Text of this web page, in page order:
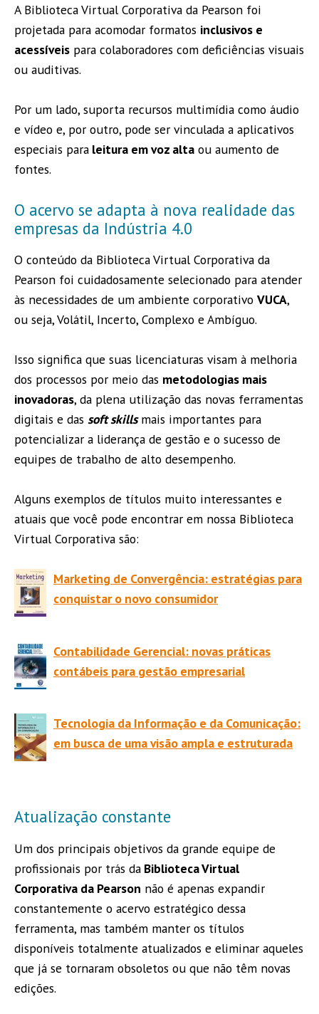
A Biblioteca Virtual Corporativa da Pearson foi
projetada para acomodar formatos inclusivos e
acessíveis para colaboradores com deficiências visuais
ou auditivas.
Por um lado, suporta recursos multimídia como áudio
e vídeo e, por outro, pode ser vinculada a aplicativos
especiais para leitura em voz alta ou aumento de
fontes.
O acervo se adapta à nova realidade das
empresas da Indústria 4.0
O conteúdo da Biblioteca Virtual Corporativa da
Pearson foi cuidadosamente selecionado para atender
às necessidades de um ambiente corporativo VUCA,
ou seja, Volátil, Incerto, Complexo e Ambíguo.
Isso significa que suas licenciaturas visam à melhoria
dos processos por meio das metodologias mais
inovadoras, da plena utilização das novas ferramentas
digitais e das soft skillsmais importantes para
potencializar a liderança de gestão e o sucesso de
equipes de trabalho de alto desempenho.
Alguns exemplos de títulos muito interessantes e
atuais que você pode encontrar em nossa Biblioteca
Virtual Corporativa são:
Marketing de Convergência: estratégias para
conquistar o novo consumidor
Contabilidade Gerencial: novas práticas
contábeis para gestão empresarial
Tecnologia da Informação e da Comunicação:
em busca de uma visão ampla e estruturada
Atualização constante
Um dos principais objetivos da grande equipe de
profissionais por trás da Biblioteca Virtual
Corporativa da Pearson não é apenas expandir
constantemente o acervo estratégico dessa
ferramenta, mas também manter os títulos
disponíveis totalmente atualizados e eliminar aqueles
que já se tornaram obsoletos ou que não têm novas
edições.